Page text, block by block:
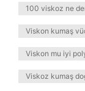
100 viskoz ne
Viskon kumaş
Viskon mu iyi
Viskoz kumaş